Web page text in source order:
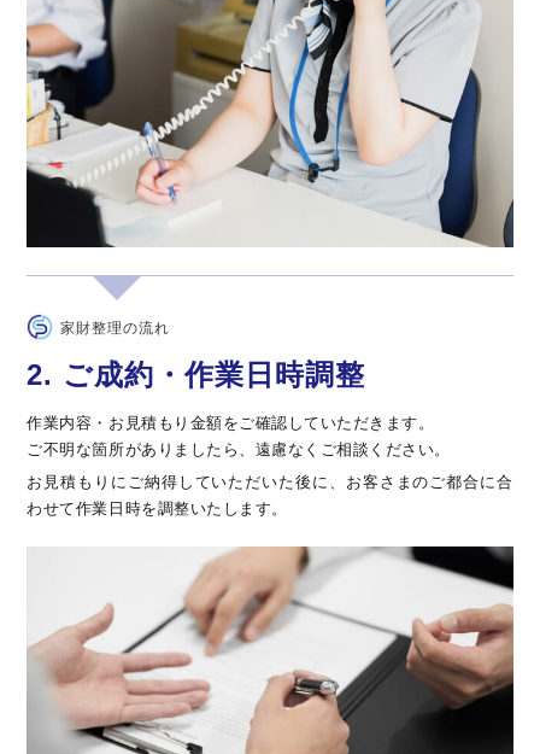
家財整理の流れ
2. ご成約・作業日時調整
作業内容・お見積もり金額をご確認していただきます。
ご不明な箇所がありましたら、遠慮なくご相談ください。
お見積もりにご納得していただいた後に、お客さまのご都合に合
わせて作業日時を調整いたします。